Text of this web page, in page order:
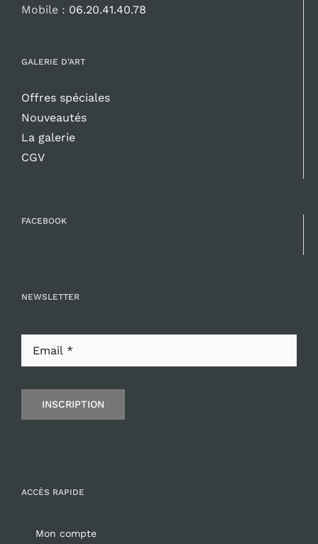
Mobile : 06.20.41.40.78
GALERIE D’ART
Offres spéciales
Nouveautés
La galerie
CGV
FACEBOOK
NEWSLETTER
INSCRIPTION
ACCÈS RAPIDE
Mon compte